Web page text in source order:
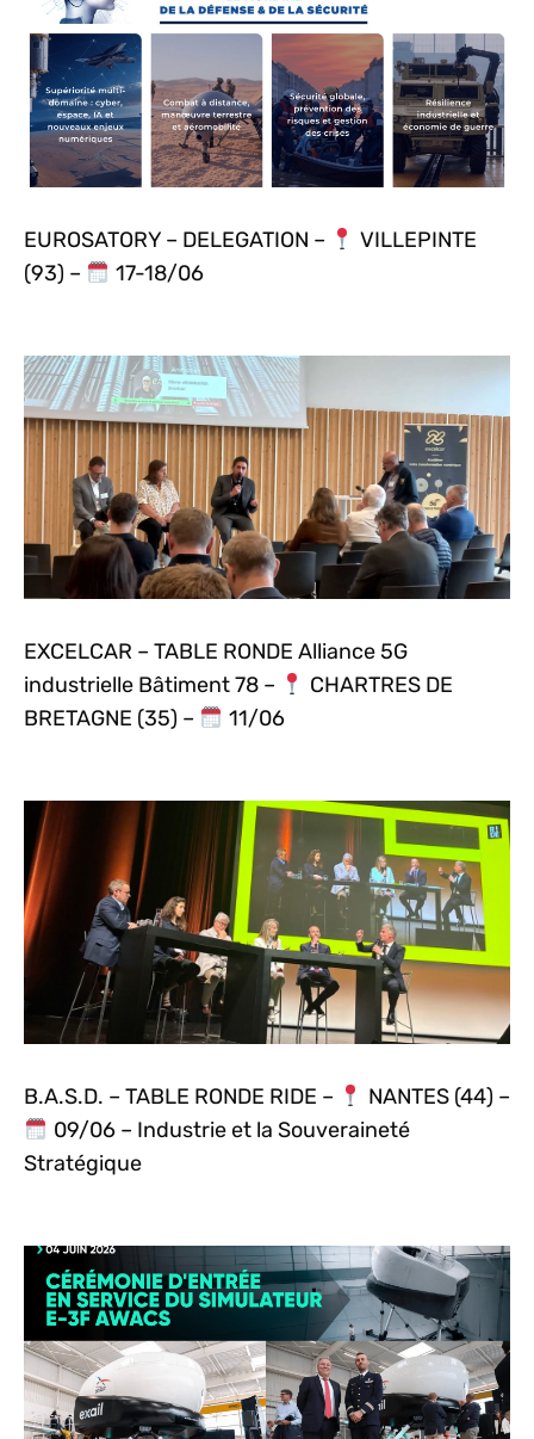
EUROSATORY – DELEGATION –
VILLEPINTE
(93) –
17-18/06
EXCELCAR – TABLE RONDE Alliance 5G
industrielle Bâtiment 78 –
CHARTRES DE
BRETAGNE (35) –
11/06
B.A.S.D. – TABLE RONDE RIDE –
NANTES (44) –
09/06 – Industrie et la Souveraineté
Stratégique